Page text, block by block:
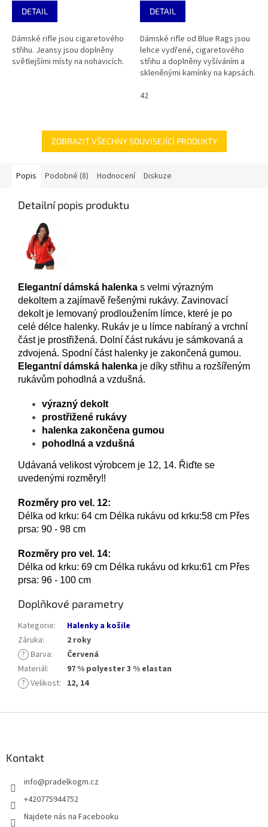
DETAIL
Dámské rifle jsou cigaretového
střihu. Jeansy jsou doplněny
světlejšími místy na nohavicích.
DETAIL
Dámské rifle od Blue Rags jsou
lehce vydřené, cigaretového
střihu a doplněny vyšíváním a
skleněnými kamínky na kapsách.
42
ZOBRAZIT VŠECHNY SOUVISEJÍCÍ PRODUKTY
Popis Podobné (8) Hodnocení Diskuze
Detailní popis produktu
Elegantní dámská halenka s velmi výrazným
dekoltem a zajímavě řešenými rukávy. Zavinovací
dekolt je lemovaný prodloužením límce, které je po
celé délce halenky. Rukáv je u límce nabíraný a vrchní
část je prostřižená. Dolní část rukávu je sámkovaná a
zdvojená. Spodní část halenky je zakončená gumou.
Elegantní dámská halenka je díky střihu a rozšířeným
rukávům pohodlná a vzdušná.
výrazný dekolt
prostřižené rukávy
halenka zakončena gumou
pohodlná a vzdušná
Udávaná velikost výrobcem je 12, 14. Řiďte se
uvedenými rozměry!!
Rozměry pro vel. 12:
Délka od krku: 64 cm Délka rukávu od krku:58 cm Přes
prsa: 90 - 98 cm
Rozměry pro vel. 14:
Délka od krku: 69 cm Délka rukávu od krku:61 cm Přes
prsa: 96 - 100 cm
Doplňkové parametry
Kategorie:
Halenky a košile
Záruka:
2 roky
? Barva:
Červená
Materiál:
97 % polyester 3 % elastan
? Velikost: 12, 14
Kontakt
info@pradelkogm.cz
+420775944752
Najdete nás na Facebooku